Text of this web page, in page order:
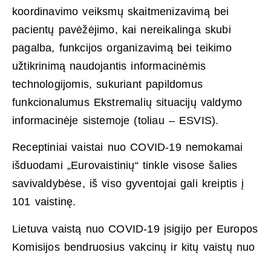
koordinavimo veiksmų skaitmenizavimą bei
pacientų pavėžėjimo, kai nereikalinga skubi
pagalba, funkcijos organizavimą bei teikimo
užtikrinimą naudojantis informacinėmis
technologijomis, sukuriant papildomus
funkcionalumus Ekstremalių situacijų valdymo
informacinėje sistemoje (toliau – ESVIS).
Receptiniai vaistai nuo COVID-19 nemokamai
išduodami „Eurovaistinių“ tinkle visose šalies
savivaldybėse, iš viso gyventojai gali kreiptis į
101 vaistinę.
Lietuva vaistą nuo COVID-19 įsigijo per Europos
Komisijos bendruosius vakcinų ir kitų vaistų nuo